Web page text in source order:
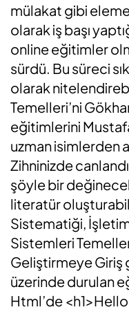
mülakat gibi
olarak iş başı
online eğitimler
sürdü. Bu süreci
olarak
Temelleri’ni
eğitimlerini
uzman isimlerden
Zihninizde
şöyle bir
literatür
Sistematiği,
Sistemleri
Geliştirmeye Giriş
üzerinde durulan
Html’de